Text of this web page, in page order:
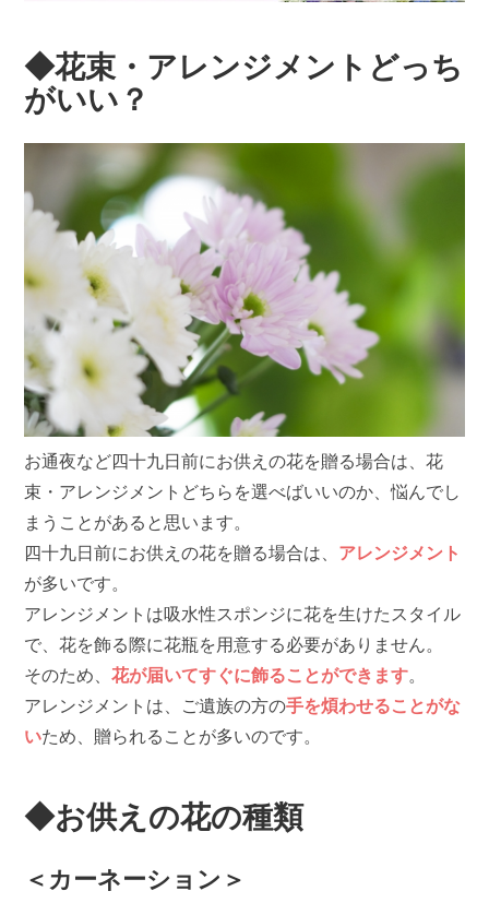
◆花束・アレンジメントどっち
がいい？
お通夜など四十九日前にお供えの花を贈る場合は、花
束・アレンジメントどちらを選べばいいのか、悩んでし
まうことがあると思います。
四十九日前にお供えの花を贈る場合は、 アレンジメント
が多いです。
アレンジメントは吸水性スポンジに花を生けたスタイル
で、花を飾る際に花瓶を用意する必要がありません。
そのため、花が届いてすぐに飾ることができます。
アレンジメントは、ご遺族の方の手を煩わせることがな
いため、贈られることが多いのです。
◆お供えの花の種類
＜カーネーション＞